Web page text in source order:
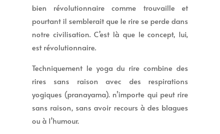
bien révolutionnaire comme trouvaille et
pourtant il semblerait que le rire se perde dans
notre civilisation. C’est là que le concept, lui,
est révolutionnaire.
Techniquement le yoga du rire combine des
rires sans raison avec des respirations
yogiques (pranayama). n’importe qui peut rire
sans raison, sans avoir recours à des blagues
ou à l’humour.